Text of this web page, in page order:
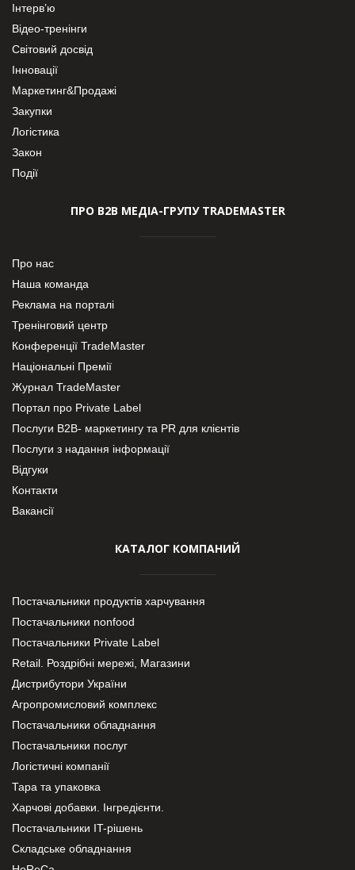
Інтерв’ю
Відео-тренінги
Світовий досвід
Інновації
Маркетинг&Продажі
Закупки
Логістика
Закон
Події
ПРО В2В МЕДІА-ГРУПУ TRADEMASTER
Про нас
Наша команда
Реклама на порталі
Тренінговий центр
Конференції TradeMaster
Національні Премії
Журнал TradeMaster
Портал про Private Label
Послуги В2В- маркетингу та PR для клієнтів
Послуги з надання інформації
Відгуки
Контакти
Вакансії
КАТАЛОГ КОМПАНИЙ
Постачальники продуктів харчування
Постачальники nonfood
Постачальники Private Label
Retail. Роздрібні мережі, Магазини
Дистрибутори України
Агропромисловий комплекс
Постачальники обладнання
Постачальники послуг
Логістичні компанії
Тара та упаковка
Харчові добавки. Інгредієнти.
Постачальники IT-рішень
Складське обладнання